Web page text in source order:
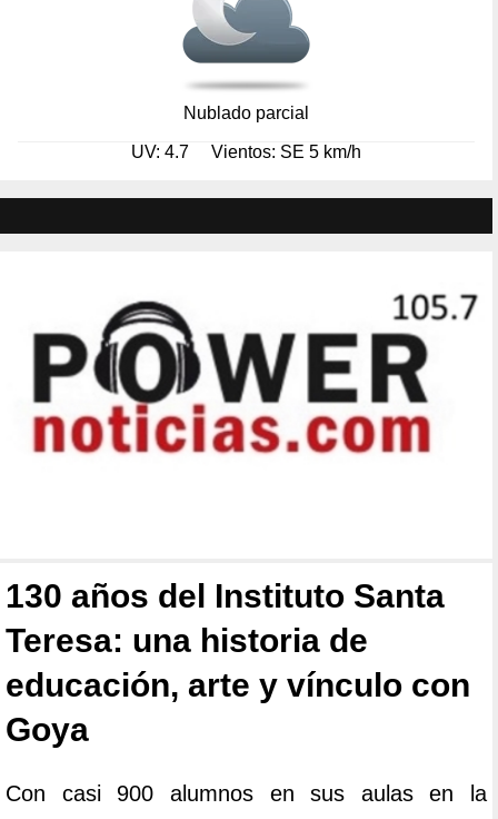
Nublado parcial
UV: 4.7 Vientos: SE 5 km/h
130 años del Instituto Santa
Teresa: una historia de
educación, arte y vínculo con
Goya
Con casi 900 alumnos en sus aulas en la